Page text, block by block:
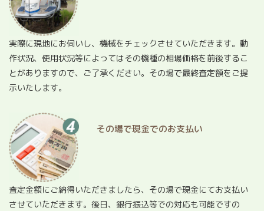
実際に現地にお伺いし、機械をチェックさせていただきます。動
作状況、使用状況等によってはその機種の相場価格を前後するこ
とがありますので、ご了承ください。その場で最終査定額をご提
示いたします。
その場で現金でのお支払い
査定金額にご納得いただきましたら、その場で現金にてお支払い
させていただきます。後日、銀行振込等での対応も可能ですの